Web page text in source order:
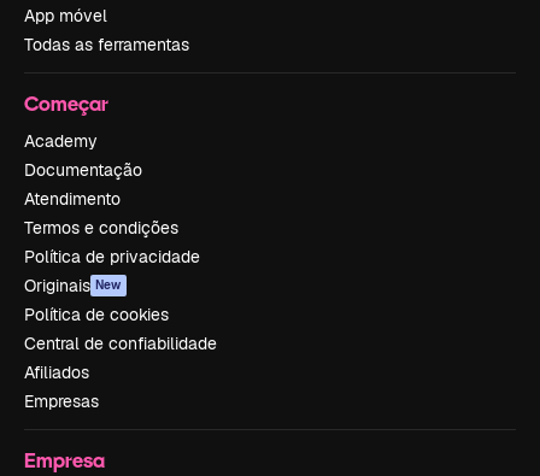
App móvel
Todas as ferramentas
Começar
Academy
Documentação
Atendimento
Termos e condições
Política de privacidade
Originais New
Política de cookies
Central de confiabilidade
Afiliados
Empresas
Empresa